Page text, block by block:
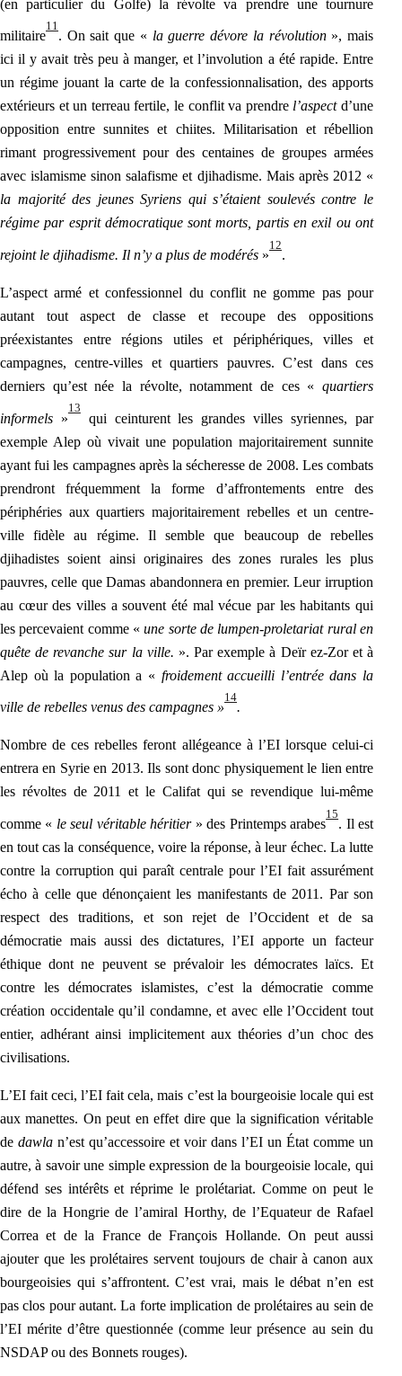
(en particulier du Golfe) la révolte va prendre une tournure
militaire
11
. On sait que « la guerre dévore la révolution », mais
ici il y avait très peu à manger, et l’involution a été rapide. Entre
un régime jouant la carte de la confessionnalisation, des apports
extérieurs et un terreau fertile, le conflit va prendre l’aspectd’une
opposition entre sunnites et chiites. Militarisation et rébellion
rimant progressivement pour des centaines de groupes armées
avec islamisme sinon salafisme et djihadisme. Mais après 2012 «
la majorité des jeunes Syriens qui s’étaient soulevés contre le
régime par esprit démocratique sont morts, partis en exil ou ont
rejoint le djihadisme. Il n’y a plus de modérés »
12
.
L’aspect armé et confessionnel du conflit ne gomme pas pour
autant tout aspect de classe et recoupe des oppositions
préexistantes entre régions utiles et périphériques, villes et
campagnes, centre-villes et quartiers pauvres. C’est dans ces
derniers qu’est née la révolte, notamment de ces « quartiers
informels »
13
qui ceinturent les grandes villes syriennes, par
exemple Alep où vivait une population majoritairement sunnite
ayant fui les campagnes après la sécheresse de 2008. Les combats
prendront fréquemment la forme d’affrontements entre des
périphéries aux quartiers majoritairement rebelles etun centre-
ville fidèle au régime. Il semble que beaucoup de rebelles
djihadistes soient ainsi originaires des zones rurales les plus
pauvres, celle que Damas abandonnera en premier. Leur irruption
au cœur des villes a souvent été mal vécue par les habitants qui
les percevaient comme «une sorte de lumpen-proletariatrural en
quête de revanche sur la ville. ». Par exemple à Deïr ez-Zor et à
Alep où la population a « froidement accueilli l’entrée dans la
ville de rebelles venus des campagnes »
14
.
Nombre de ces rebelles feront allégeance à l’EI lorsque celui-ci
entrera en Syrie en 2013. Ils sont donc physiquement le lien entre
les révoltes de 2011 et le Califat qui se revendique lui-même
comme « le seul véritable héritier» des Printemps arabes
15
. Il est
en tout cas la conséquence, voire la réponse, à leur échec. La lutte
contre la corruption qui paraît centrale pour l’EI fait assurément
écho à celle que dénonçaient les manifestants de 2011. Par son
respect des traditions, et son rejet de l’Occident et de sa
démocratie mais aussi des dictatures, l’EI apporte un facteur
éthique dont ne peuvent se prévaloir les démocrates laïcs. Et
contre les démocrates islamistes, c’est la démocratie comme
création occidentale qu’il condamne, et avec elle l’Occident tout
entier, adhérant ainsi implicitement aux théories d’un choc des
civilisations.
L’EI fait ceci, l’EI fait cela, mais c’est la bourgeoisie locale qui est
aux manettes. On peut en effet dire que la signification véritable
de dawla n’est qu’accessoire et voir dans l’EI un État comme un
autre, à savoir une simple expression de la bourgeoisie locale, qui
défend ses intérêts et réprime le prolétariat. Comme on peut le
dire de la Hongrie de l’amiral Horthy, de l’Equateur de Rafael
Correa et de la France de François Hollande. On peut aussi
ajouter que les prolétaires servent toujours de chair à canon aux
bourgeoisies qui s’affrontent. C’est vrai, mais le débat n’en est
pas clos pour autant. La forte implication de prolétaires au sein de
l’EI mérite d’être questionnée (comme leur présence au sein du
NSDAP ou des Bonnets rouges).